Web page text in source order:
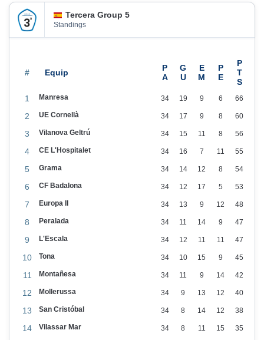
a
o
Tercera Group 5
Standings
#
1 Manresa 34 19 9 6 66
2 UE Cornellà 34 17 9 8 60
3 Vilanova Geltrú 34 15 11 8 56
4 CE L'Hospitalet 34 16 7 11 55
5 Grama 34 14 12 8 54
6 CF Badalona 34 12 17 5 53
7 Europa II 34 13 9 12 48
8 Peralada 34 11 14 9 47
9 L'Escala 34 12 11 11 47
10 Tona 34 10 15 9 45
11 Montañesa 34 11 9 14 42
12 Mollerussa 34 9 13 12 40
13 San Cristóbal 34 8 14 12 38
14 Vilassar Mar 34 8 11 15 35